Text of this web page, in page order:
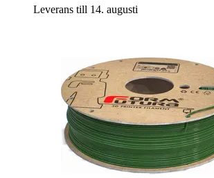
Leverans till 14. augusti